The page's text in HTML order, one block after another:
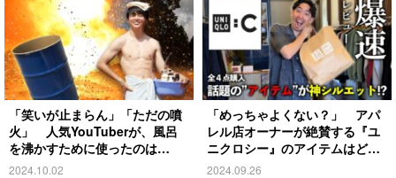
「笑いが止まらん」「ただの噴
火」 人気YouTuberが、風呂
を沸かすために使ったのは…
2024.10.02
「めっちゃよくない？」 アパ
レル店オーナーが絶賛する『ユ
ニクロシー』のアイテムはど
れ？
2024.09.26